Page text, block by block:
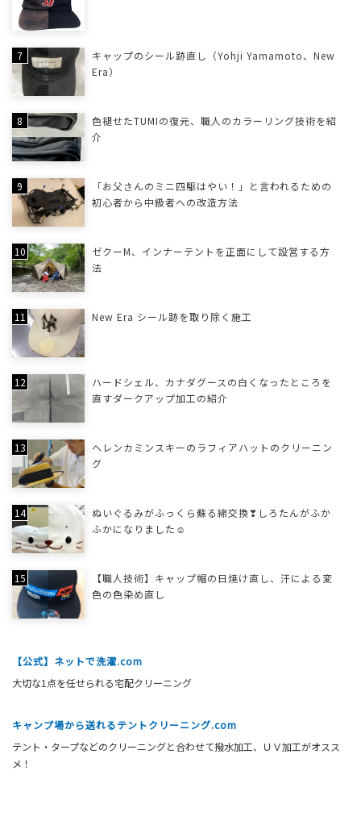
キャップのシール跡直し（Yohji Yamamoto、New
Era）
色褪せたTUMIの復元、職人のカラーリング技術を紹
介
「お父さんのミニ四駆はやい！」と言われるための
初心者から中級者への改造方法
ゼクーM、インナーテントを正面にして設営する方
法
New Era シール跡を取り除く施工
ハードシェル、カナダグースの白くなったところを
直すダークアップ加工の紹介
ヘレンカミンスキーのラフィアハットのクリーニン
グ
ぬいぐるみがふっくら蘇る綿交換❣しろたんがふか
ふかになりました☺
【職人技術】キャップ帽の日焼け直し、汗による変
色の色染め直し
【公式】ネットで洗濯.com
大切な1点を任せられる宅配クリーニング
キャンプ場から送れるテントクリーニング.com
テント・タープなどのクリーニングと合わせて撥水加工、ＵＶ加工がオスス
メ！